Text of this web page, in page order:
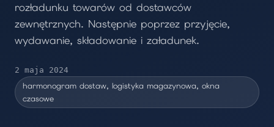
rozładunku towarów od dostawców
zewnętrznych. Następnie poprzez przyjęcie,
wydawanie, składowanie i załadunek.
2 maja 2024
harmonogram dostaw, logistyka magazynowa, okna
czasowe